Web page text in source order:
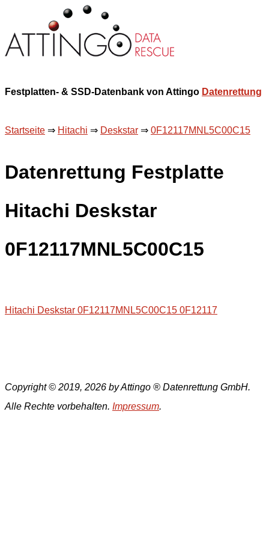
Festplatten- & SSD-Datenbank von Attingo Datenrettung
Startseite ⇒ Hitachi ⇒ Deskstar ⇒ 0F12117MNL5C00C15
Datenrettung Festplatte
Hitachi Deskstar
0F12117MNL5C00C15
Hitachi Deskstar 0F12117MNL5C00C15 0F12117
Copyright © 2019, 2026 by Attingo ® Datenrettung GmbH.
Alle Rechte vorbehalten. Impressum.